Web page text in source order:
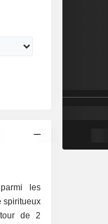
les
spiritueux
de 2